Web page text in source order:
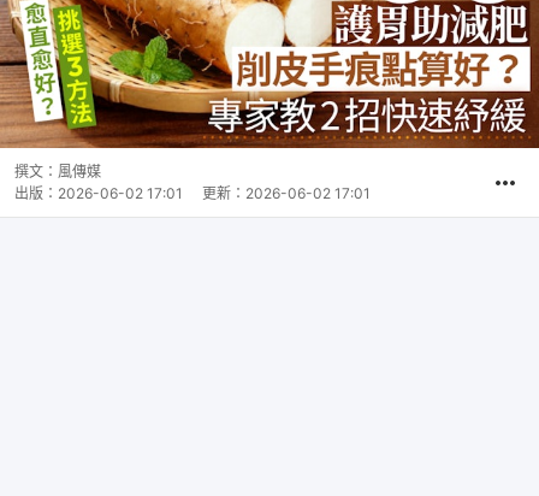
撰文： 風傳媒
出版： 2026-06-02 17:01 更新： 2026-06-02 17:01